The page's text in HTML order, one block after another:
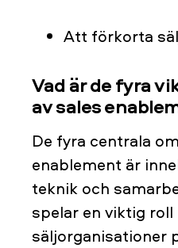
Att förkorta
Vad är de fyra
av sales
De fyra centrala
enablement är
teknik och
spelar en viktig
säljorganisationer